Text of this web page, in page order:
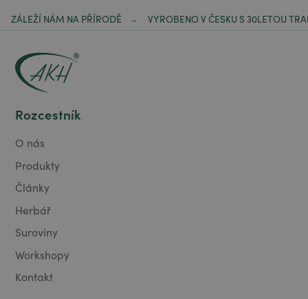
ZÁLEŽÍ NÁM NA PŘÍRODĚ - VYROBENO V ČESKU S 30LETOU
Rozcestník
O nás
Produkty
Články
Herbář
Suroviny
Workshopy
Kontakt